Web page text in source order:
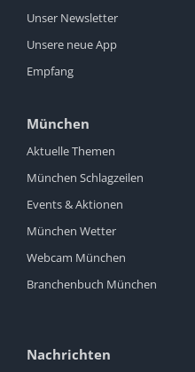
Unser Newsletter
Unsere neue App
Empfang
München
Aktuelle Themen
München Schlagzeilen
Events & Aktionen
München Wetter
Webcam München
Branchenbuch München
Nachrichten